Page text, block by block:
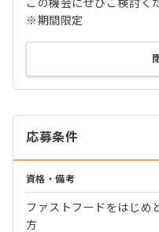
この機会にぜひご検討く
※期間限定
応募条件
資格・備考
ファストフードをはじめ
方